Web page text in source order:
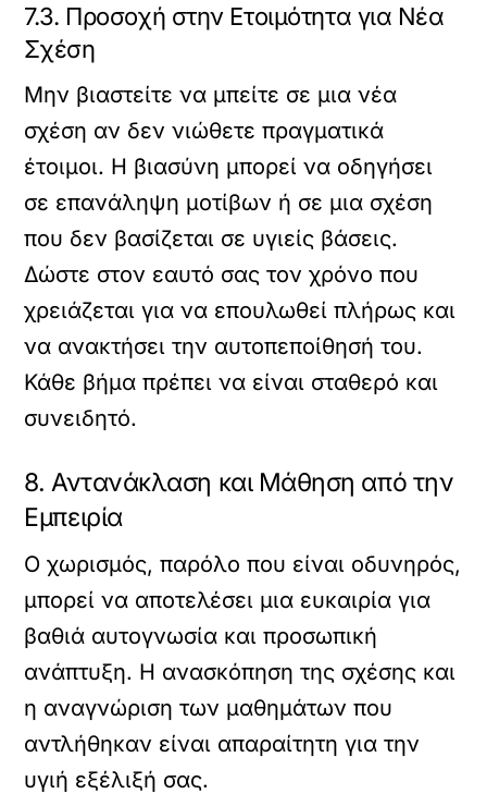
7.3. Προσοχή στην Ετοιμότητα για Νέα
Σχέση
Μην βιαστείτε να μπείτε σε μια νέα
σχέση αν δεν νιώθετε πραγματικά
έτοιμοι. Η βιασύνη μπορεί να οδηγήσει
σε επανάληψη μοτίβων ή σε μια σχέση
που δεν βασίζεται σε υγιείς βάσεις.
Δώστε στον εαυτό σας τον χρόνο που
χρειάζεται για να επουλωθεί πλήρως και
να ανακτήσει την αυτοπεποίθησή του.
Κάθε βήμα πρέπει να είναι σταθερό και
συνειδητό.
8. Αντανάκλαση και Μάθηση από την
Εμπειρία
Ο χωρισμός, παρόλο που είναι οδυνηρός,
μπορεί να αποτελέσει μια ευκαιρία για
βαθιά αυτογνωσία και προσωπική
ανάπτυξη. Η ανασκόπηση της σχέσης και
η αναγνώριση των μαθημάτων που
αντλήθηκαν είναι απαραίτητη για την
υγιή εξέλιξή σας.